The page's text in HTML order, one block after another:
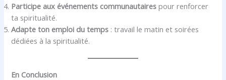
Participe aux événements communautaires pour renforcer
ta spiritualité.
Adapte ton emploi du temps : travail le matin et soirées
dédiées à la spiritualité.
En Conclusion